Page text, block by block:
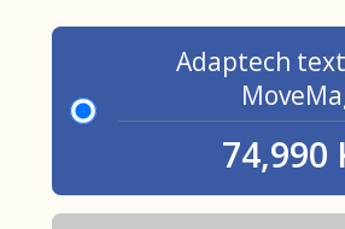
Adaptech
74,990